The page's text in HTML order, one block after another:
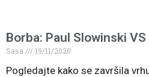
Borba: Paul Slowinski
Sasa 19/11/2020
Pogledajte kako se završila